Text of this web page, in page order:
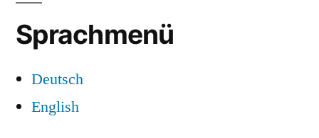
Sprachmenü
Deutsch
English